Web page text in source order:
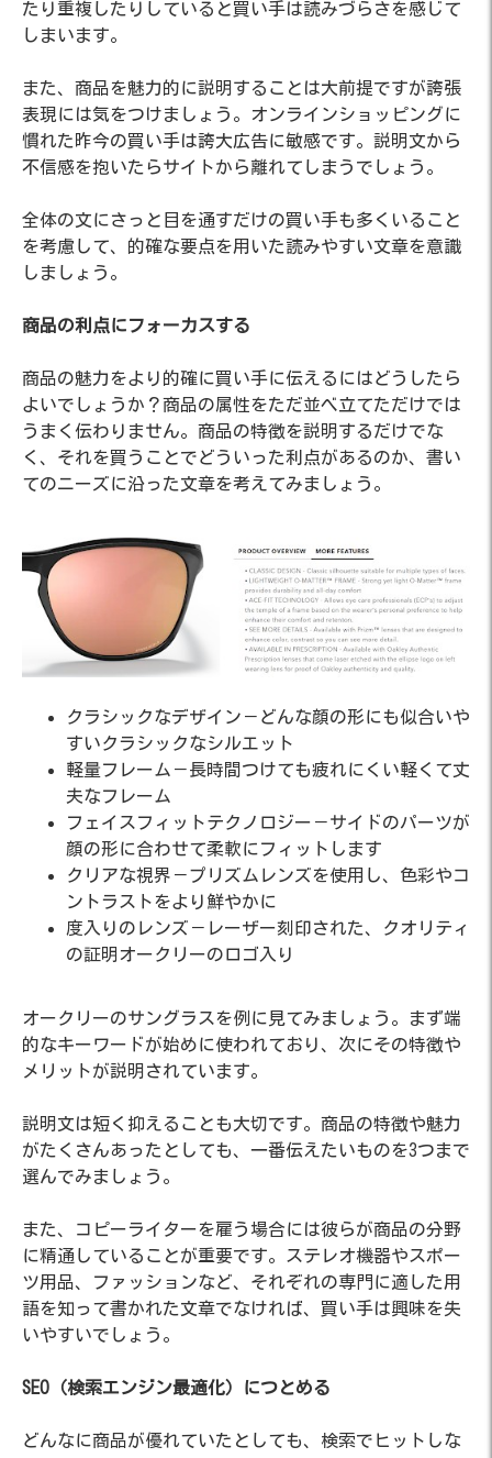
たり重複したりしていると買い手は読みづらさを感じて
しまいます。
また、商品を魅力的に説明することは大前提ですが誇張
表現には気をつけましょう。オンラインショッピングに
慣れた昨今の買い手は誇大広告に敏感です。説明文から
不信感を抱いたらサイトから離れてしまうでしょう。
全体の文にさっと目を通すだけの買い手も多くいること
を考慮して、的確な要点を用いた読みやすい文章を意識
しましょう。
商品の利点にフォーカスする
商品の魅力をより的確に買い手に伝えるにはどうしたら
よいでしょうか？商品の属性をただ並べ立てただけでは
うまく伝わりません。商品の特徴を説明するだけでな
く、それを買うことでどういった利点があるのか、書い
てのニーズに沿った文章を考えてみましょう。
クラシックなデザイン－どんな顔の形にも似合いや
すいクラシックなシルエット
軽量フレーム－長時間つけても疲れにくい軽くて丈
夫なフレーム
フェイスフィットテクノロジー－サイドのパーツが
顔の形に合わせて柔軟にフィットします
クリアな視界－プリズムレンズを使用し、色彩やコ
ントラストをより鮮やかに
度入りのレンズ－レーザー刻印された、クオリティ
の証明オークリーのロゴ入り
オークリーのサングラスを例に見てみましょう。まず端
的なキーワードが始めに使われており、次にその特徴や
メリットが説明されています。
説明文は短く抑えることも大切です。商品の特徴や魅力
がたくさんあったとしても、一番伝えたいものを3つまで
選んでみましょう。
また、コピーライターを雇う場合には彼らが商品の分野
に精通していることが重要です。ステレオ機器やスポー
ツ用品、ファッションなど、それぞれの専門に適した用
語を知って書かれた文章でなければ、買い手は興味を失
いやすいでしょう。
SEO（検索エンジン最適化）につとめる
どんなに商品が優れていたとしても、検索でヒットしな